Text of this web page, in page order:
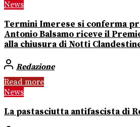
News
Termini Imerese si conferma
Antonio Balsamo riceve il
alla chiusura di Notti
Redazione
Read more
News
La pastasciutta antifascista di